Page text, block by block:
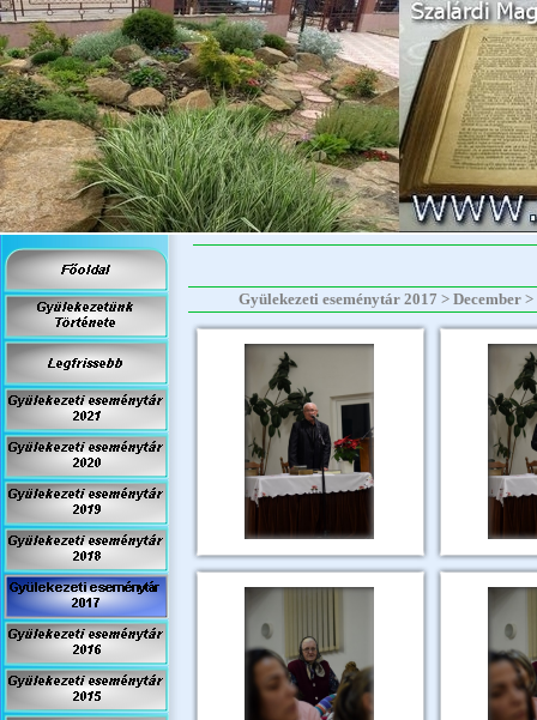
Gyülekezeti eseménytár 2017 > December